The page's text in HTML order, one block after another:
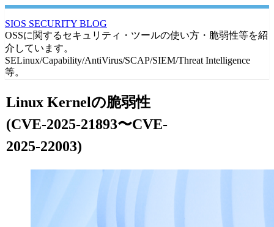
SIOS SECURITY BLOG
OSSに関するセキュリティ・ツールの使い方・脆弱性等を紹
介しています。
SELinux/Capability/AntiVirus/SCAP/SIEM/Threat Intelligence
等。
Linux Kernelの脆弱性
(CVE-2025-21893〜CVE-
2025-22003)